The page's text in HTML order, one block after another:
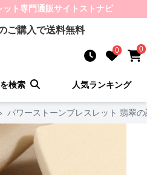
ト専門通販サイト ストナビ
ご購入で送料無料
0 0
検索 人気ランキング
› パワーストーンブレスレット 翡翠